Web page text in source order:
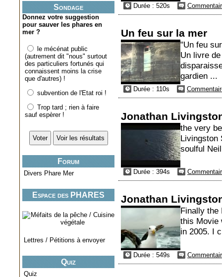
Sondage
Donnez votre suggestion
pour sauver les phares en
mer ?
le mécénat public
(autrement dit "nous" surtout
des particuliers fortunés qui
connaissent moins la crise
que d'autres) !
subvention de l'Etat roi !
Trop tard ; rien à faire
sauf espèrer !
Forum
Divers Phare Mer
Espace des PHARES
Lettres / Pétitions à envoyer
Quiz
Quiz
Durée : 520s
Un feu sur la mer
"Un feu
Un livre
gardien ...
Durée : 110s
Jonathan
the very
Livingston
soulful
Durée : 394s
Jonathan
Finally the
this Movie
in 2005. I
Durée : 549s